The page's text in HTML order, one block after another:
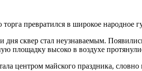
превратился в широкое
сквер стал неузнаваемым.
площадку высоко в воздухе
центром майского праздника,